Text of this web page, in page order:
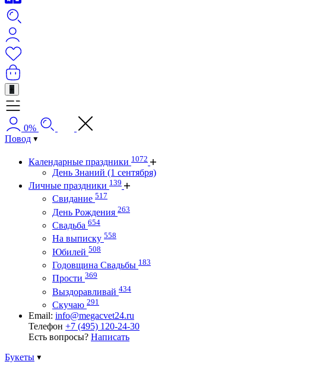
+
0%
Повод
Календарные праздники 1072
День Знаний (1 сентября)
Личные праздники 139
Свидание 517
День Рождения 263
Свадьба 654
На выписку 558
Юбилей 508
Годовщина Свадьбы 183
Прости 369
Выздоравливай 434
Скучаю 291
Email: info@megacvet24.ru
Телефон +7 (495) 120-24-30
Есть вопросы? Написать
Букеты